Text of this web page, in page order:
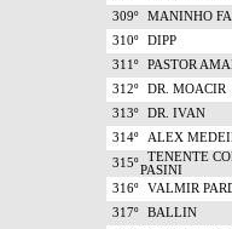
309º
MANINHO
310º
DIPP
311º
PASTOR
312º
DR. MOACIR
313º
DR. IVAN
314º
ALEX
315º
TENENTE
PASINI
316º
VALMIR
317º
BALLIN